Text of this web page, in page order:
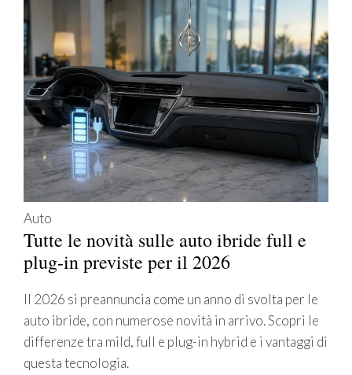
Auto
Tutte le novità sulle auto ibride full e
plug-in previste per il 2026
Il 2026 si preannuncia come un anno di svolta per le
auto ibride, con numerose novità in arrivo. Scopri le
differenze tra mild, full e plug-in hybrid e i vantaggi di
questa tecnologia.